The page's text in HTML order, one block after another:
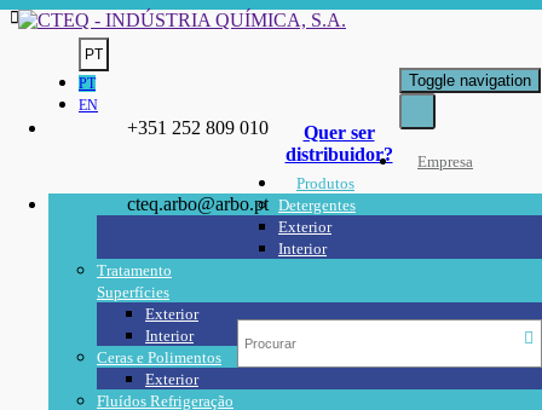
+351 252 809 010
cteq.arbo@arbo.pt
Quer ser
distribuidor?
PT
PT
EN
Toggle navigation
Empresa
Produtos
Detergentes
Exterior
Interior
Tratamento
Superfícies
Exterior
Interior
Ceras e Polimentos
Exterior
Fluídos Refrigeração